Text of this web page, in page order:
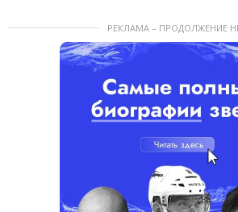
РЕКЛАМА – ПРОДОЛЖЕНИЕ